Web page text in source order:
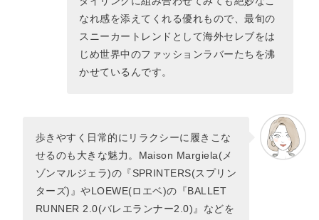
なれ感を添えてくれる優れもので、最旬の
スニーカートレンドとして海外セレブをは
じめ世界中のファッションラバーたちを沸
かせているんです。
歩きやすく日常的にリラクシーに履きこな
せるのも大きな魅力。Maison Margiela(メ
ゾンマルジェラ)の『SPRINTERS(スプリン
ターズ)』やLOEWE(ロエベ)の『BALLET
RUNNER 2.0(バレエランナー2.0)』などを